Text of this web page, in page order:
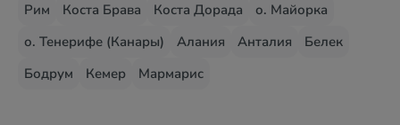
Рим
Коста Брава Коста Дорада
о. Майорка
о. Тенерифе (Канары)
Алания Анталия
Белек
Бодрум
Кемер Мармарис